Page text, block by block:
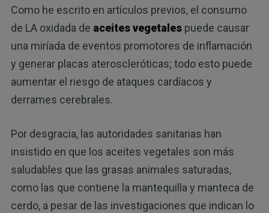
Como he escrito en artículos previos, el consumo
de LA oxidada de aceites vegetalespuede causar
una miríada de eventos promotores de inflamación
y generar placas ateroscleróticas; todo esto puede
aumentar el riesgo de ataques cardíacos y
derrames cerebrales.
Por desgracia, las autoridades sanitarias han
insistido en que los aceites vegetales son más
saludables que las grasas animales saturadas,
como las que contiene la mantequilla y manteca de
cerdo, a pesar de las investigaciones que indican lo